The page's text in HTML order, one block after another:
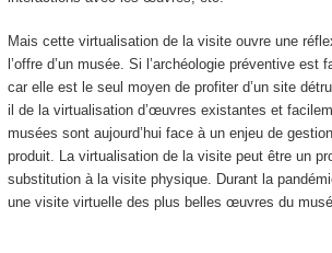
Mais cette virtualisation de la visite ouvre une
l’offre d’un musée. Si l’archéologie préventive est
car elle est le seul moyen de profiter d’un site
il de la virtualisation d’œuvres existantes et
musées sont aujourd’hui face à un enjeu de
produit. La virtualisation de la visite peut être un
substitution à la visite physique. Durant la
une visite virtuelle des plus belles œuvres du